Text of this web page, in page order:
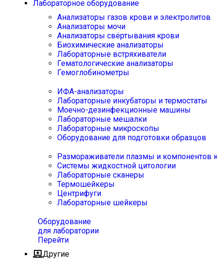
Лабораторное оборудование
Анализаторы газов крови и электролитов
Анализаторы мочи
Анализаторы свёртывания крови
Биохимические анализаторы
Лабораторные встряхиватели
Гематологические анализаторы
Гемоглобинометры
ИФА-анализаторы
Лабораторные инкубаторы и термостаты
Моечно-дезинфекционные машины
Лабораторные мешалки
Лабораторные микроскопы
Оборудование для подготовки образцов
Размораживатели плазмы и компонентов
Системы жидкостной цитологии
Лабораторные сканеры
Термошейкеры
Центрифуги
Лабораторные шейкеры
Оборудование
для лаборатории
Перейти
Другие